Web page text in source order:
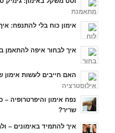
אימון כוח בלי להתנפח:
איך לבחור איפה להתאמן
האם חייבים לעשות אימון
נפח אימון והיפרטרופיה
שריר?
איך להתמיד באימונים –